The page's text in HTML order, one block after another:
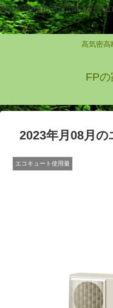
https://
.js
高気密高
FP
2023年月08月の
エコキュート使用量